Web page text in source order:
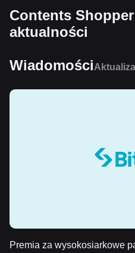
Contents
aktualności
Wiadomości
Premia za wysokosiarkowe